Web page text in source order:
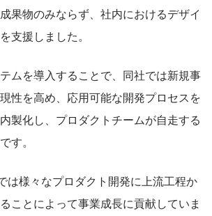
果物のみならず、社内におけるデザイ
支援しました。
ムを導入することで、同社では新規事
性を高め、応用可能な開発プロセスを
製化し、プロダクトチームが自走する
す。
は様々なプロダクト開発に上流工程か
ことによって事業成長に貢献していま